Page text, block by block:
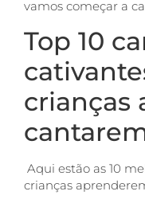
vamos começar a
Top 10
crianças
Aqui estão as 10
crianças